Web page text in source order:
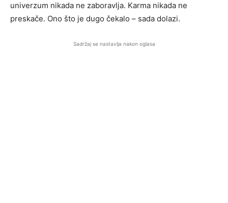
univerzum nikada ne zaboravlja. Karma nikada ne
preskače. Ono što je dugo čekalo – sada dolazi.
Sadržaj se nastavlja nakon oglasa